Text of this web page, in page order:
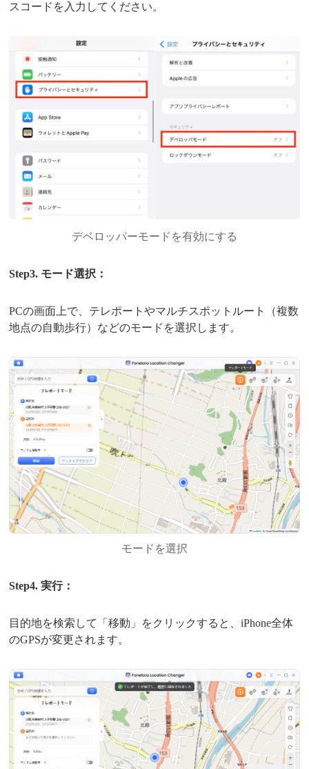
スコードを入力してください。
デベロッパーモードを有効にする
Step3. モード選択：
PCの画面上で、テレポートやマルチスポットルート（複数
地点の自動歩行）などのモードを選択します。
モードを選択
Step4. 実行：
目的地を検索して「移動」をクリックすると、iPhone全体
のGPSが変更されます。